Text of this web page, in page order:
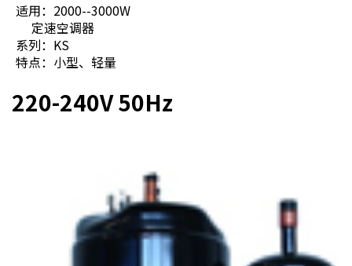
适用：2000--3000W
定速空调器
系列：KS
特点：小型、轻量
220-240V 50Hz